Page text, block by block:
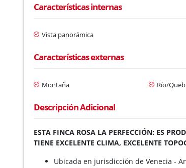
Características internas
Vista panorámica
Características externas
Montaña Río/
Descripción Adicional
ESTA FINCA ROSA LA PERFECCIÓN: ES
TIENE EXCELENTE CLIMA, EXCELENTE
Ubicada en jurisdicción de Venecia -